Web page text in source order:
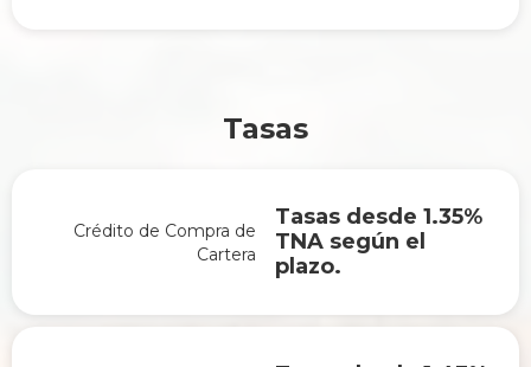
Tasas
Crédito de Compra de
Cartera
Tasas desde 1.35%
TNA según el
plazo.